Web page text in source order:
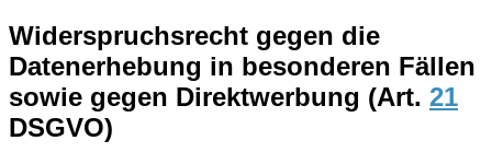
Widerspruchsrecht gegen die
Datenerhebung in besonderen Fällen
sowie gegen Direktwerbung (Art. 21
DSGVO)